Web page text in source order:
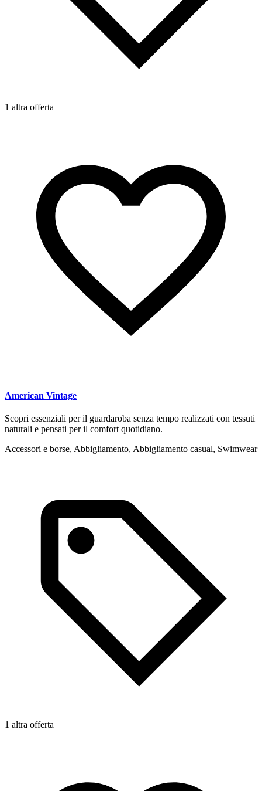
1 altra offerta
American Vintage
Scopri essenziali per il guardaroba senza tempo realizzati con tessuti
naturali e pensati per il comfort quotidiano.
Accessori e borse, Abbigliamento, Abbigliamento casual, Swimwear
1 altra offerta